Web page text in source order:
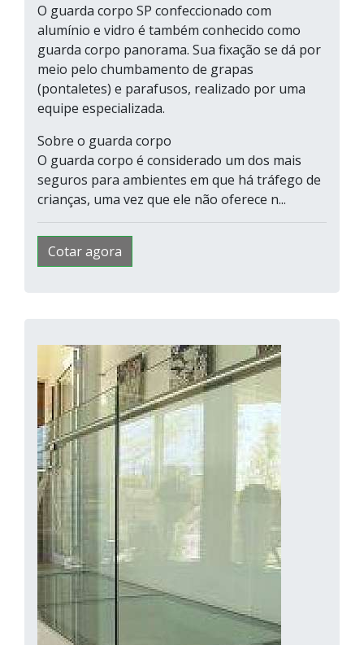
O guarda corpo SP confeccionado com
alumínio e vidro é também conhecido como
guarda corpo panorama. Sua fixação se dá por
meio pelo chumbamento de grapas
(pontaletes) e parafusos, realizado por uma
equipe especializada.
Sobre o guarda corpo
O guarda corpo é considerado um dos mais
seguros para ambientes em que há tráfego de
crianças, uma vez que ele não oferece n...
Cotar agora